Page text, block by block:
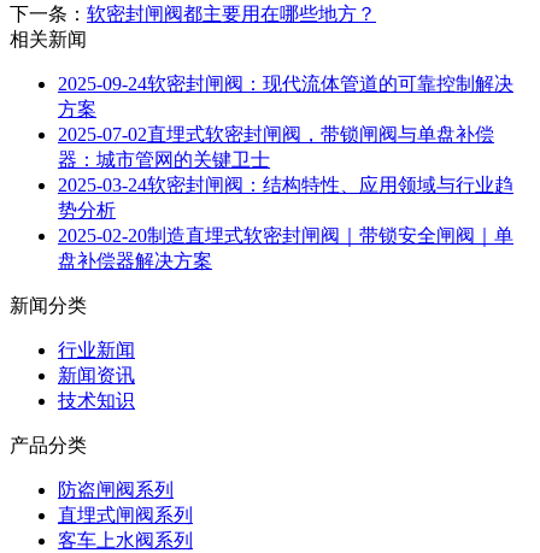
下一条： 软密封闸阀都主要用在哪些地方？
相关新闻
2025-09-24软密封闸阀：现代流体管道的可靠控制解决
方案
2025-07-02直埋式软密封闸阀，带锁闸阀与单盘补偿
器：城市管网的关键卫士
2025-03-24软密封闸阀：结构特性、应用领域与行业趋
势分析
2025-02-20制造直埋式软密封闸阀｜带锁安全闸阀｜单
盘补偿器解决方案
新闻分类
行业新闻
新闻资讯
技术知识
产品分类
防盗闸阀系列
直埋式闸阀系列
客车上水阀系列